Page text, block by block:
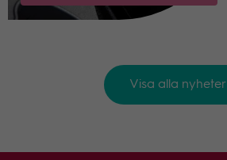
Visa alla nyheter